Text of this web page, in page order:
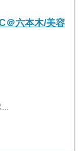
＠六本木/美容
六本木一丁目より徒歩5分（南北線） 溜池山王駅より徒歩10分（銀座線） 六本木駅より徒歩12分（日比谷線）